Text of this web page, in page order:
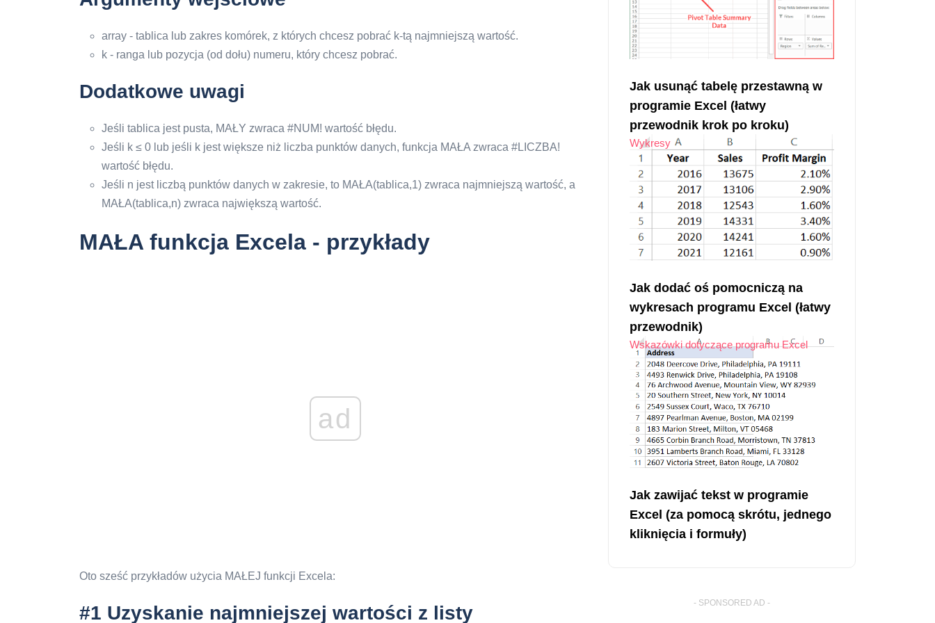
array - tablica lub zakres komórek, z których chcesz pobrać k-tą najmniejszą wartość.
k - ranga lub pozycja (od dołu) numeru, który chcesz pobrać.
Dodatkowe uwagi
Jeśli tablica jest pusta, MAŁY zwraca #NUM! wartość błędu.
Jeśli k ≤ 0 lub jeśli k jest większe niż liczba punktów danych, funkcja MAŁA zwraca #LICZBA!
wartość błędu.
Jeśli n jest liczbą punktów danych w zakresie, to MAŁA(tablica,1) zwraca najmniejszą wartość, a
MAŁA(tablica,n) zwraca największą wartość.
MAŁA funkcja Excela - przykłady
ad
Oto sześć przykładów użycia MAŁEJ funkcji Excela:
#1 Uzyskanie najmniejszej wartości z listy
Jak usunąć tabelę przestawną w
programie Excel (łatwy
przewodnik krok po kroku)
Wykresy
Jak dodać oś pomocniczą na
wykresach programu Excel (łatwy
przewodnik)
Wskazówki dotyczące programu Excel
Jak zawijać tekst w programie
Excel (za pomocą skrótu, jednego
kliknięcia i formuły)
- SPONSORED AD -